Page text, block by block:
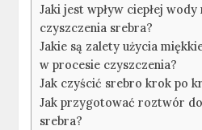
Jaki jest wpływ ciepłej wody
czyszczenia srebra?
Jakie są zalety użycia
w procesie czyszczenia?
Jak czyścić srebro krok po
Jak przygotować roztwór
srebra?